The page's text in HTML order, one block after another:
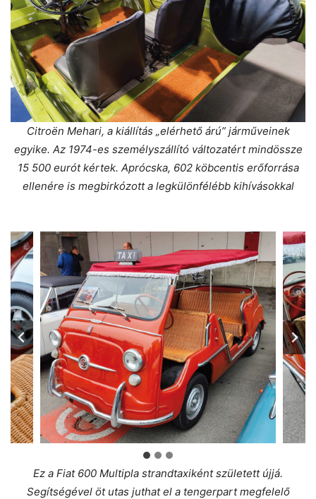
Citroën Mehari, a kiállítás „elérhető árú” járműveinek
egyike. Az 1974-es személyszállító változatért mindössze
15 500 eurót kértek. Aprócska, 602 köbcentis erőforrása
ellenére is megbirkózott a legkülönfélébb kihívásokkal
Ez a Fiat 600 Multipla strandtaxiként született újjá.
Segítségével öt utas juthat el a tengerpart megfelelő